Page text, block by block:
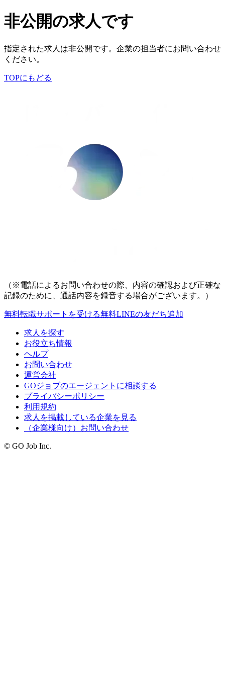
非公開の求人です
指定された求人は非公開です。企業の担当者にお問い合わせ
ください。
TOPにもどる
（※電話によるお問い合わせの際、内容の確認および正確な
記録のために、通話内容を録音する場合がございます。）
無料転職サポートを受ける無料LINEの友だち追加
求人を探す
お役立ち情報
ヘルプ
お問い合わせ
運営会社
GOジョブのエージェントに相談する
プライバシーポリシー
利用規約
求人を掲載している企業を見る
（企業様向け）お問い合わせ
© GO Job Inc.